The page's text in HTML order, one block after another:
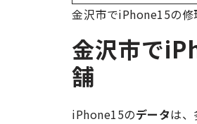
金沢市でiPhone15の修
金沢市で
舗
iPhone15のデータは、